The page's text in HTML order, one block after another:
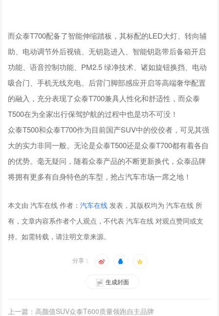
而众泰T700配备了智能伸缩踏板，其标配的LED大灯、转向辅
助、电动调节外后视镜、无钥匙进入、智能钥匙带后备箱开启
功能、语音控制功能、PM2.5 绿净技术、诸如旋钮换挡、电动
吸合门、手机无线充电、后背门脚部感应开启等高端奢华配置
的融入，充分表现了众泰T700兼具人性化和舒适性，而众泰
T500在为全家出行保驾护航的过程中也是功不可没！
众泰T500和众泰T700作为目前国产SUV中的佼佼者，可见其强
大的实力非同一般。无论是众泰T500还是众泰T700都有着各自
的优势。毫无疑问，随着众泰产品的不断更新换代，众泰品牌
将拥有更多有自身特色的车型，抢占汽车市场一席之地！
本文由 汽车在线 作者：汽车在线 发表，其版权均为 汽车在线 所
有，文章内容系作者个人观点，不代表 汽车在线 对观点赞同或支
持。如需转载，请注明文章来源。
分享：
生成封面
上一篇：高颜值SUV众泰T600质量领跑自主品牌